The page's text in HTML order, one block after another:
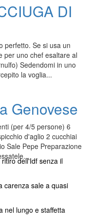
DI
perfetto. Se si usa un
per uno chef esaltare al
Sedendomi in uno
la voglia...
Genovese
(per 4/5 persone) 6
d'aglio 2 cucchiai
Sale Pepe Preparazione
dell'Idf senza il
carenza sale a quasi
nel lungo e staffetta